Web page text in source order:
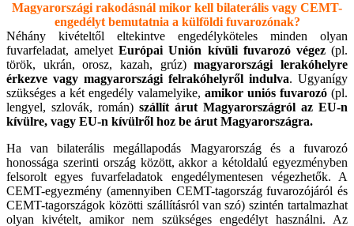
Magyarországi rakodásnál mikor kell bilaterális vagy CEMT-
engedélyt bemutatnia a külföldi fuvarozónak?
Néhány kivételtől eltekintve engedélyköteles minden olyan
fuvarfeladat, amelyetEurópai Unión kívüli fuvarozó végez(pl.
török, ukrán, orosz, kazah, grúz)magyarországi lerakóhelyre
érkezve vagy magyarországi felrakóhelyről indulva. Ugyanígy
szükséges a két engedély valamelyike, amikor uniós fuvarozó (pl.
lengyel, szlovák, román) szállít árut Magyarországról az EU-n
kívülre, vagy EU-n kívülről hoz be árut Magyarországra.
Ha van bilaterális megállapodás Magyarország és a fuvarozó
honossága szerinti ország között, akkor a kétoldalú egyezményben
felsorolt egyes fuvarfeladatok engedélymentesen végezhetők. A
CEMT-egyezmény (amennyiben CEMT-tagország fuvarozójáról és
CEMT-tagországok közötti szállításról van szó) szintén tartalmazhat
olyan kivételt, amikor nem szükséges engedélyt használni. Az